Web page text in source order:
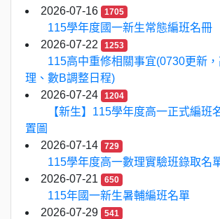
2026-07-16 1705
115學年度國一新生常態編班名冊
2026-07-22
1253
115高中重修相關事宜(0730更新
理、數B調整日程)
2026-07-24
1204
【新生】115學年度高一正式編班
置圖
2026-07-14
729
115學年度高一數理實驗班錄取名
2026-07-21
650
115年國一新生暑輔編班名單
2026-07-29
541